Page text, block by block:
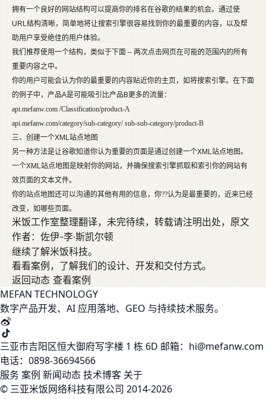
拥有一个良好的网站结构可以提高你的排名在谷歌的结果的机会。通过使
URL结构清晰，简单地将让搜索引擎很容易找到你的最重要的内容，以及帮
助用户享受绝佳的用户体验。
我们推荐使用一个结构，类似于下面 – 两次点击网页在可能的范围内的所有
重要内容之中。
你的用户可能会认为你的最重要的内容贴近你的主页，如将搜索引擎。在下面
的例子中，产品A是可能吸引比产品 B更多的流量：
api.mefanw.com /Classification/product-A
api.mefanw.com/category/sub-category/ sub-sub-category/product-B
三、创建一个XML站点地图
另一种方法是让谷歌知道你认为重要的页面是通过创建一个XML站点地图。
一个XML站点地图是映射你的网站，并确保搜索引擎抓取和索引你的网站有
效页面的文本文件。
你的站点地图还可以沟通的其他有用的信息， 你??认为是最重要的，近来已经
改变，如哪些页面。
米饭工作室整理翻译，未完待续，转载请注明出处，原文
作者： 佐伊-李·斯凯尔顿
继续了解米饭科技。
看看案例，了解我们的设计、开发和交付方式。
返回动态 查看案例
MEFAN TECHNOLOGY
数字产品开发、AI 应用落地、GEO 与持续技术服务。
三亚市吉阳区恒大御府写字楼 1 栋 6D 邮箱：hi@mefanw.com
电话：0898-36694566
服务案例 新闻动态技术博客 关于
© 三亚米饭网络科技有限公司 2014-2026